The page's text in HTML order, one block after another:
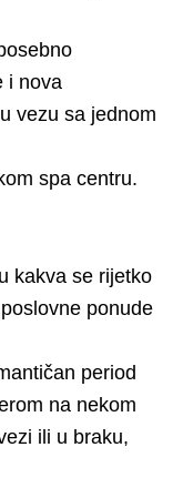
i nova
vezu sa jednom
spa centru.
kakva se rijetko
ponude
period
na nekom
ili u braku,